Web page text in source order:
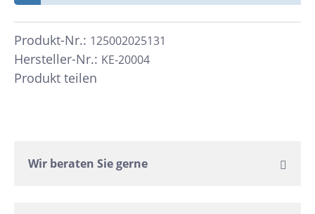
Hersteller-Nr.: KE-20004
Produkt-Nr.: 125002025131
Produkt teilen
Wir beraten Sie gerne